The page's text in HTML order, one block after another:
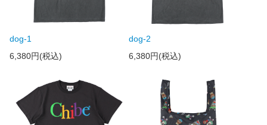
dog-1
6,380円(税込)
dog-2
6,380円(税込)